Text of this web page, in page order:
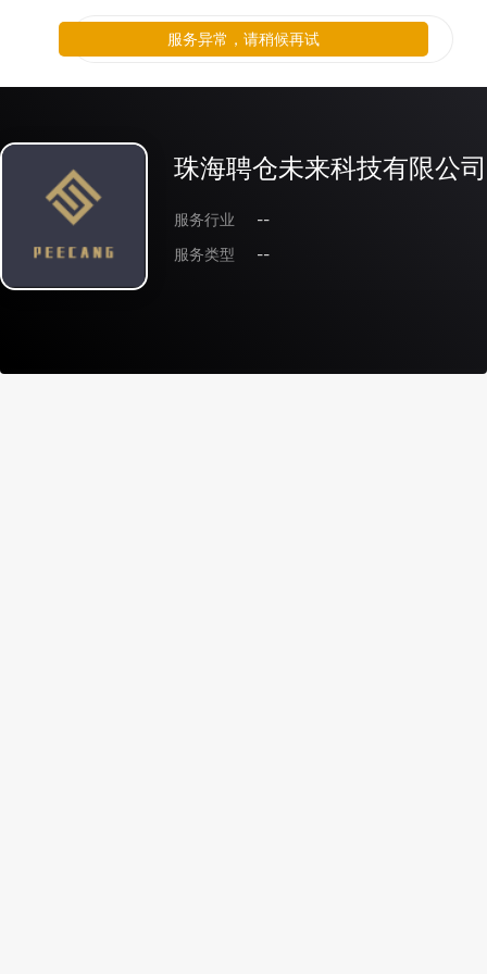
珠海聘仓未来科技有限公司
服务行业
--
服务类型
--
服务异常，请稍候再试